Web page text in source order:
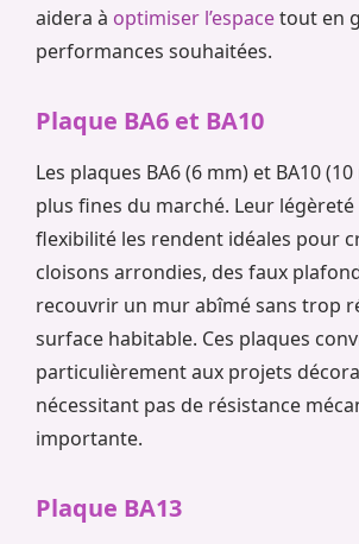
aidera à optimiser l’espacetout en
performances souhaitées.
Plaque BA6 et BA10
Les plaques BA6 (6 mm) et BA10
plus fines du marché. Leur
flexibilité les rendent idéales pour
cloisons arrondies, des faux
recouvrir un mur abîmé sans trop
surface habitable. Ces plaques
particulièrement aux projets
nécessitant pas de résistance
importante.
Plaque BA13